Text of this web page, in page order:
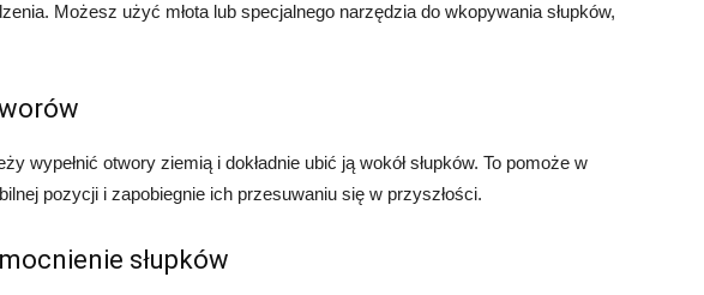
Możesz użyć młota lub specjalnego narzędzia do wkopywania słupków,
wypełnić otwory ziemią i dokładnie ubić ją wokół słupków. To pomoże w
pozycji i zapobiegnie ich przesuwaniu się w przyszłości.
słupków